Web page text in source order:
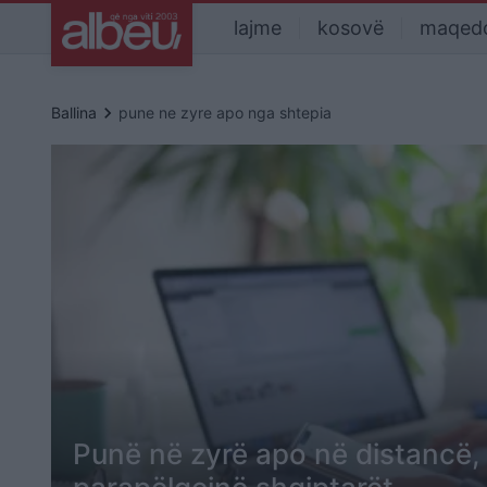
lajme kosovë
Ballina keyboard_arrow_right pune ne zyre apo nga shtepia
Punë në zyrë apo në